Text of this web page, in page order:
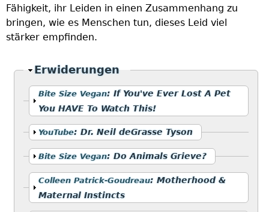
Fähigkeit, ihr Leiden in einen Zusammenhang zu
bringen, wie es Menschen tun, dieses Leid viel
stärker empfinden.
Ausblenden
Erwiderungen
Anzeigen
Bite Size Vegan:If You've Ever Lost A Pet
You HAVE To Watch This!
Anzeigen
YouTube:Dr. Neil deGrasse Tyson
Anzeigen
Bite Size Vegan:Do Animals Grieve?
Anzeigen
Colleen Patrick-Goudreau:Motherhood &
Maternal Instincts